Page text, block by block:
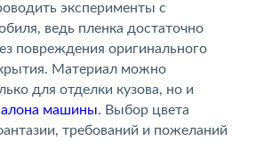
эксперименты с
ведь пленка достаточно
повреждения оригинального
Материал можно
для отделки кузова, но и
машины. Выбор цвета
требований и пожеланий